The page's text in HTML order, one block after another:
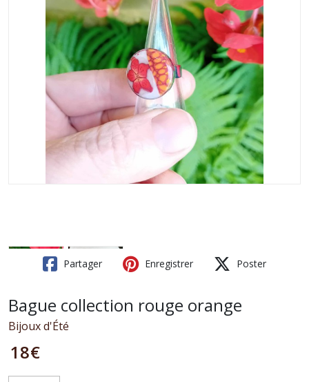
Partager Enregistrer Poster
Bague collection rouge orange
Bijoux d'Été
18€